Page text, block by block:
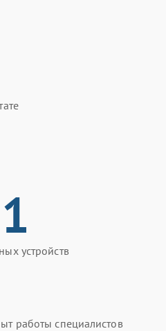
устройств
работы специалистов